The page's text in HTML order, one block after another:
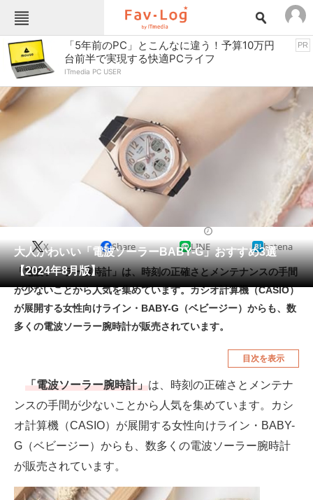
Fav-Logカテゴリー一覧
TOP アウトドア用品
インテリア・収納 おもちゃ・ホビー
カメラ
キッチン用品 ゲーム
コンテンツ・サービス スイーツ・お菓子
スマホ・携帯電話
ペット 家電
工具・DIY 本・DVD・CD
生活家電 生活用品
空調・季節家電 美容・コスメ
釣り具・釣り用品 食品・飲料・お酒
メディア
「5年前のPC」とこんなに違う！予算10万円
台前半で実現する快適PCライフ
ITmedia PC USER
PR
大人かわいい「電波ソーラーBABY-G」おすすめ3選
【2024年8月版】
X Share LINE hatena
「電波ソーラー腕時計」は、時刻の正確さとメンテナンスの手間
が少ないことから人気を集めています。カシオ計算機（CASIO）
が展開する女性向けライン・BABY-G（ベビージー）からも、数
多くの電波ソーラー腕時計が販売されています。
目次を表示
「電波ソーラー腕時計」は、時刻の正確さとメンテナ
ンスの手間が少ないことから人気を集めています。カシ
オ計算機（CASIO）が展開する女性向けライン・BABY-
G（ベビージー）からも、数多くの電波ソーラー腕時計
が販売されています。